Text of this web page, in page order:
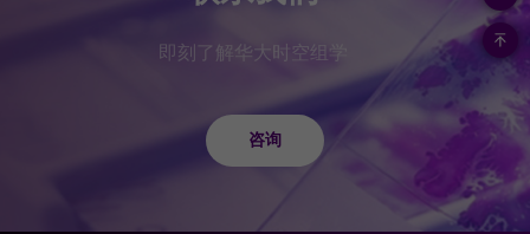
即刻了解华大时空组学
咨询